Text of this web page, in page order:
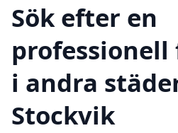
Sök efter en
i andra
Stockvik